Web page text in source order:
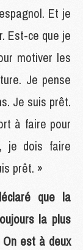
Et je
Est-ce que je
motiver les
Je pense
Je suis prêt.
à faire pour
je dois faire
prêt. »
que la
la plus
est à deux